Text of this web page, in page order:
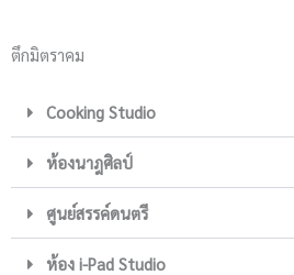
ตึกมิตราคม
Cooking Studio
ห้องนาฎศิลป์
ศูนย์สรรค์ดนตรี
ห้อง i-Pad Studio